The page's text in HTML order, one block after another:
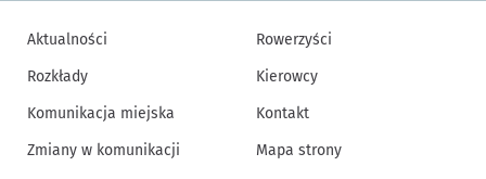
Aktualności
Rozkłady
Komunikacja miejska
Zmiany w komunikacji
Rowerzyści
Kierowcy
Kontakt
Mapa strony